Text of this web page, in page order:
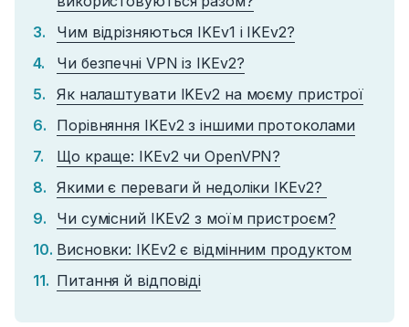
Чим відрізняються IKEv1 і IKEv2?
Чи безпечні VPN із IKEv2?
Як налаштувати IKEv2 на моєму пристрої
Порівняння IKEv2 з іншими протоколами
Що краще: IKEv2 чи OpenVPN?
Якими є переваги й недоліки IKEv2?
Чи сумісний IKEv2 з моїм пристроєм?
Висновки: IKEv2 є відмінним продуктом
Питання й відповіді